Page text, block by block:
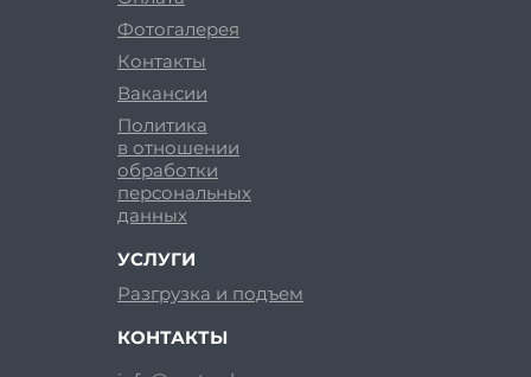
Фотогалерея
Контакты
Вакансии
Политика
в отношении
обработки
персональных
данных
УСЛУГИ
Разгрузка и подъем
КОНТАКТЫ